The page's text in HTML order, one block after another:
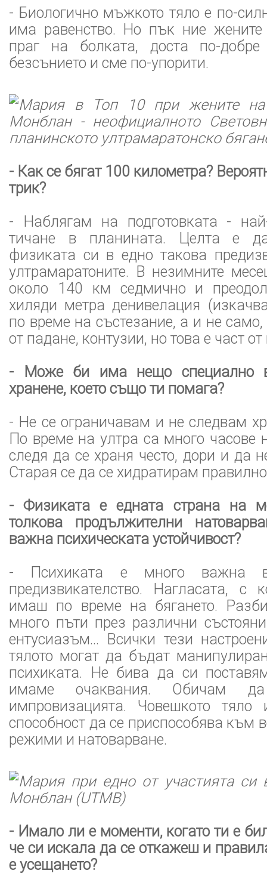
- Биологично мъжкото тяло е по-
има равенство. Но пък ние
праг на болката, доста по-
безсънието и сме по-упорити.
Мария в Топ 10 при жените на
Монблан - неофициалното
планинското ултрамаратонско
- Как се бягат 100 километра?
трик?
- Наблягам на подготовката -
тичане в планината. Целта е
физиката си в едно такова
ултрамаратоните. В незимните
около 140 км седмично и
хиляди метра денивелация
по време на състезание, а и не
от падане, контузии, но това е част от
- Може би има нещо специално
хранене, което също ти помага?
- Не се ограничавам и не следвам
По време на ултра са много часове
следя да се храня често, дори и да
Старая се да се хидратирам
- Физиката е едната страна на
толкова продължителни
важна психическата устойчивост?
- Психиката е много важна
предизвикателство. Нагласата, с
имаш по време на бягането.
много пъти през различни
ентусиазъм… Всички тези
тялото могат да бъдат
психиката. Не бива да си
имаме очаквания. Обичам
импровизацията. Човешкото тяло
способност да се приспособява към
режими и натоварване.
Мария при едно от участията си
Монблан (UTMB)
- Имало ли е моменти, когато ти е
че си искала да се откажеш и
е усещането?